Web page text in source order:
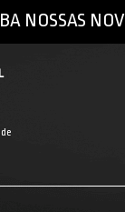
NOSSAS